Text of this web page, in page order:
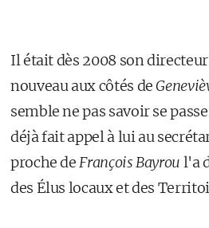
Il était dès 2008 son
nouveau aux côtés de
semble ne pas savoir se
déjà fait appel à lui au
proche deFrançois Bayrou l'a
des Élus locaux et des